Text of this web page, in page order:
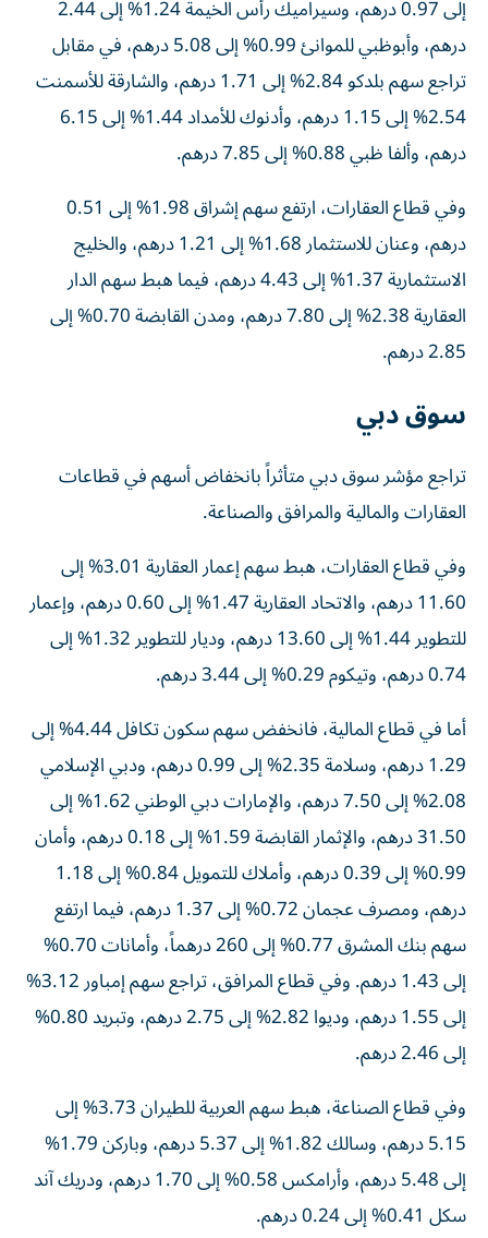
إلى 0.97 درهم، وسيراميك رأس الخيمة 1.24% إلى 2.44
درهم، وأبوظبي للموانئ 0.99% إلى 5.08 درهم، في مقابل
تراجع سهم بلدكو 2.84% إلى 1.71 درهم، والشارقة للأسمنت
2.54% إلى 1.15 درهم، وأدنوك للأمداد 1.44% إلى 6.15
درهم، وألفا ظبي 0.88% إلى 7.85 درهم.
وفي قطاع العقارات، ارتفع سهم إشراق 1.98% إلى 0.51
درهم، وعنان للاستثمار 1.68% إلى 1.21 درهم، والخليج
الاستثمارية 1.37% إلى 4.43 درهم، فيما هبط سهم الدار
العقارية 2.38% إلى 7.80 درهم، ومدن القابضة 0.70% إلى
2.85 درهم.
سوق دبي
تراجع مؤشر سوق دبي متأثراً بانخفاض أسهم في قطاعات
العقارات والمالية والمرافق والصناعة.
وفي قطاع العقارات، هبط سهم إعمار العقارية 3.01% إلى
11.60 درهم، والاتحاد العقارية 1.47% إلى 0.60 درهم، وإعمار
للتطوير 1.44% إلى 13.60 درهم، وديار للتطوير 1.32% إلى
0.74 درهم، وتيكوم 0.29% إلى 3.44 درهم.
أما في قطاع المالية، فانخفض سهم سكون تكافل 4.44% إلى
1.29 درهم، وسلامة 2.35% إلى 0.99 درهم، ودبي الإسلامي
2.08% إلى 7.50 درهم، والإمارات دبي الوطني 1.62% إلى
31.50 درهم، والإثمار القابضة 1.59% إلى 0.18 درهم، وأمان
0.99% إلى 0.39 درهم، وأملاك للتمويل 0.84% إلى 1.18
درهم، ومصرف عجمان 0.72% إلى 1.37 درهم، فيما ارتفع
سهم بنك المشرق 0.77% إلى 260 درهماً، وأمانات 0.70%
إلى 1.43 درهم. وفي قطاع المرافق، تراجع سهم إمباور 3.12%
إلى 1.55 درهم، وديوا 2.82% إلى 2.75 درهم، وتبريد 0.80%
إلى 2.46 درهم.
وفي قطاع الصناعة، هبط سهم العربية للطيران 3.73% إلى
5.15 درهم، وسالك 1.82% إلى 5.37 درهم، وباركن 1.79%
إلى 5.48 درهم، وأرامكس 0.58% إلى 1.70 درهم، ودريك آند
سكل 0.41% إلى 0.24 درهم.